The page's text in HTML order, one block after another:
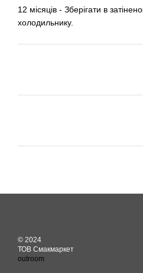
12 місяців - Зберігати в
холодильнику.
© 2024
ТОВ Смакмаркет
outroom